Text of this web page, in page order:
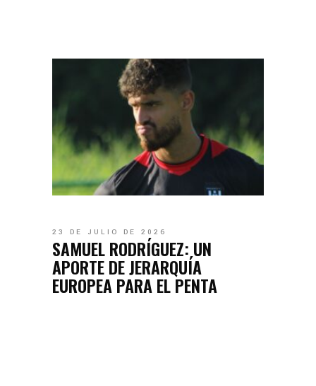
23 DE JULIO DE 2026
SAMUEL RODRÍGUEZ: UN
APORTE DE JERARQUÍA
EUROPEA PARA EL PENTA